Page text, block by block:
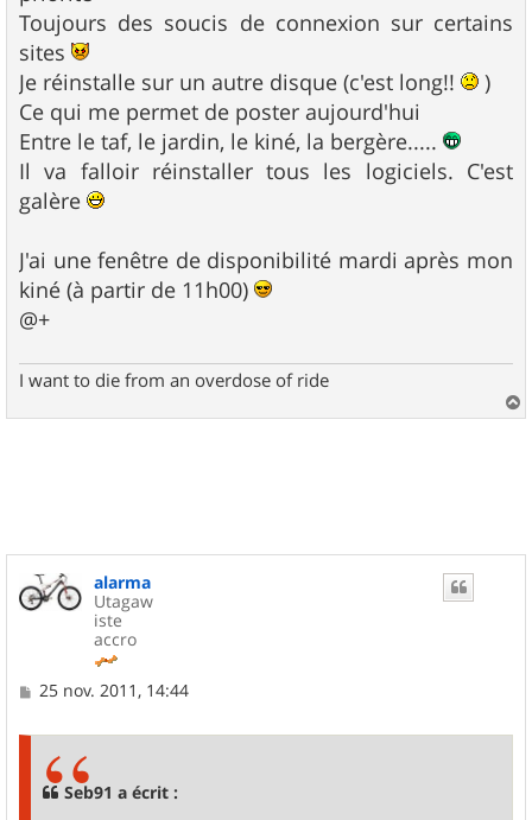
g
e
Toujours des soucis de connexion sur certains
sites
Je réinstalle sur un autre disque (c'est long!!
)
Ce qui me permet de poster aujourd'hui
Entre le taf, le jardin, le kiné, la bergère.....
Il va falloir réinstaller tous les logiciels. C'est
galère
J'ai une fenêtre de disponibilité mardi après mon
kiné (à partir de 11h00)
@+
I want to die from an overdose of ride
a
alarma
Utagaw
iste
accro
M
25 nov. 2011, 14:44
Seb91 a écrit :